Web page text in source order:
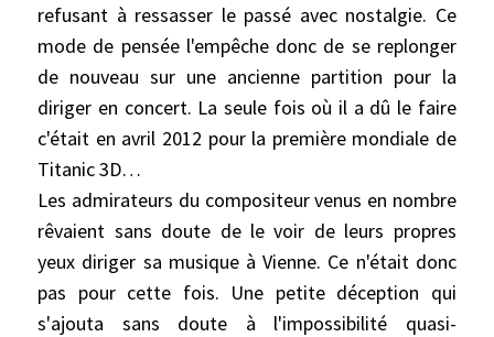
refusant à ressasser le passé avec nostalgie. Ce
mode de pensée l'empêche donc de se replonger
de nouveau sur une ancienne partition pour la
diriger en concert. La seule fois où il a dû le faire
c'était en avril 2012 pour la première mondiale de
Titanic 3D…
Les admirateurs du compositeur venus en nombre
rêvaient sans doute de le voir de leurs propres
yeux diriger sa musique à Vienne. Ce n'était donc
pas pour cette fois. Une petite déception qui
s'ajouta sans doute à l'impossibilité quasi-